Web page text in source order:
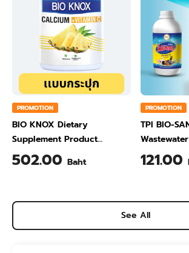
PROMOTION
BIO KNOX Dietary
Supplement Product
Calcium & Vitamin C Plus
Pineapple Flavour 200 Gram
502.00 Baht
PROMOTION
TPI BIO-
Animal
121.00
See All